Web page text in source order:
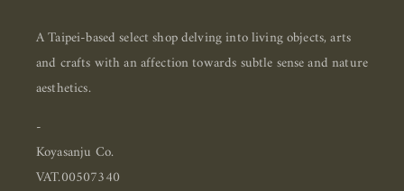
A Taipei-based select shop delving into living objects, arts
and crafts with an affection towards subtle sense and nature
aesthetics.
-
Koyasanju Co.
VAT.00507340